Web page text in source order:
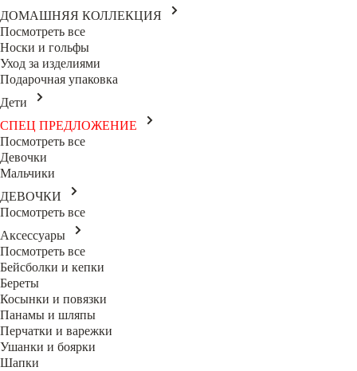
ДОМАШНЯЯ КОЛЛЕКЦИЯ
Посмотреть все
Носки и гольфы
Уход за изделиями
Подарочная упаковка
Дети
СПЕЦ ПРЕДЛОЖЕНИЕ
Посмотреть все
Девочки
Мальчики
ДЕВОЧКИ
Посмотреть все
Аксессуары
Посмотреть все
Бейсболки и кепки
Береты
Косынки и повязки
Панамы и шляпы
Перчатки и варежки
Ушанки и боярки
Шапки